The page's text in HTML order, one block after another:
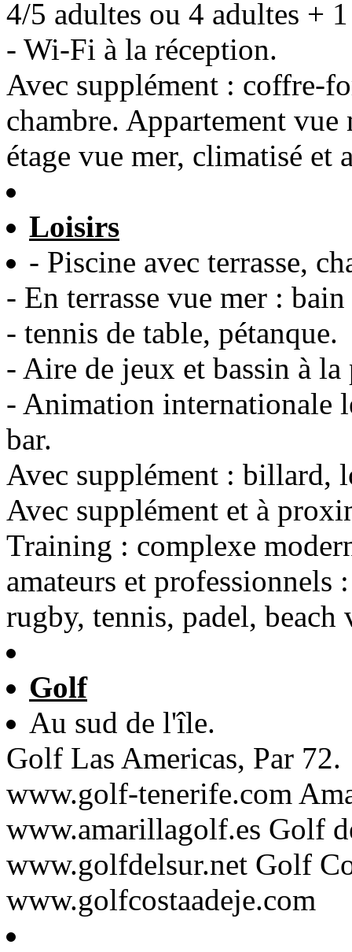
4/5 adultes ou 4 adultes +
- Wi-Fi à la réception.
Avec supplément : coffre-
chambre. Appartement vue
étage vue mer, climatisé et
Loisirs
- Piscine avec terrasse,
- En terrasse vue mer :
- tennis de table, pétanque.
- Aire de jeux et bassin à
- Animation internationale
bar.
Avec supplément : billard,
Avec supplément et à
Training : complexe
amateurs et
rugby, tennis, padel, beach
Golf
Au sud de l'île.
Golf Las Americas, Par 72.
www.golf-tenerife.com
www.amarillagolf.es Golf
www.golfdelsur.net Golf
www.golfcostaadeje.com